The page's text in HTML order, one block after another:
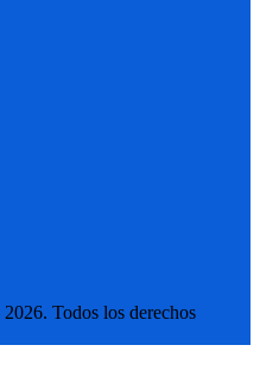
Todos los derechos